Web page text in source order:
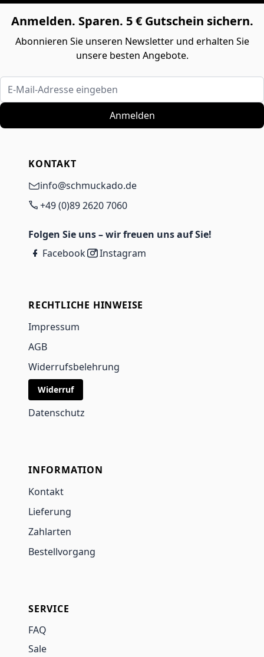
Anmelden. Sparen. 5 € Gutschein sichern.
Abonnieren Sie unseren Newsletter und erhalten Sie
unsere besten Angebote.
E-Mail-Adresse eingeben
Anmelden
KONTAKT
info@schmuckado.de
+49 (0)89 2620 7060
Folgen Sie uns – wir freuen uns auf Sie!
Facebook
Instagram
RECHTLICHE HINWEISE
Impressum
AGB
Widerrufsbelehrung
Widerruf
Datenschutz
INFORMATION
Kontakt
Lieferung
Zahlarten
Bestellvorgang
SERVICE
FAQ
Sale